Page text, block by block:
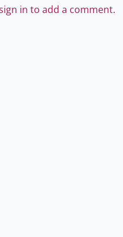
in to add a comment.